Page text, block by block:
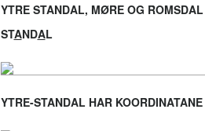
YTRE STANDAL, MØRE OG ROMSDAL
STANDAL
YTRE-STANDAL HAR KOORDINATANE